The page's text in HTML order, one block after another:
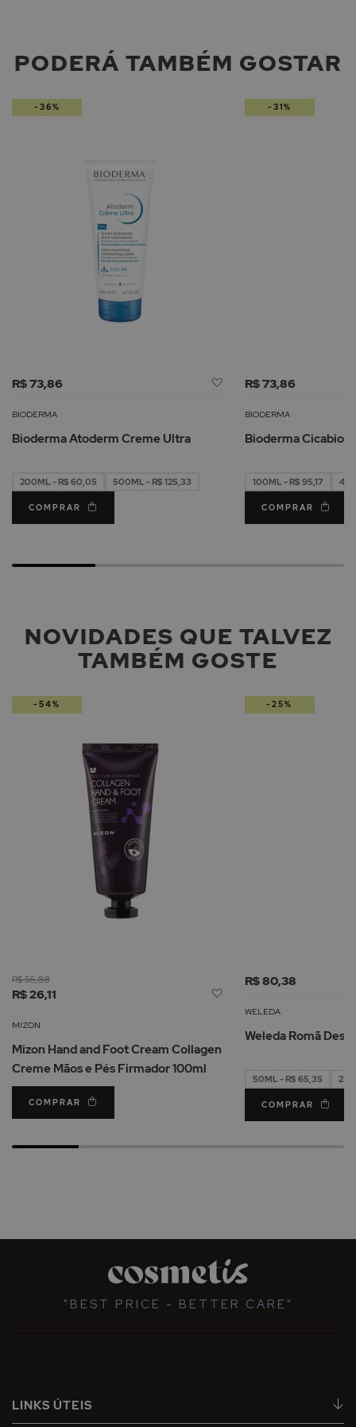
PODERÁ TAMBÉM GOSTAR
R$ 73,86
Adicionar
Lista
Desejos
BIODERMA
Bioderma Atoderm Creme Ultra
200ML - R$ 60,05 500ML - R$ 125,33
COMPRAR
-36%
R$ 73,86
BIODERMA
Bioderma Cicabio
100ML - R$ 95,17
COMPRAR
-31%
NOVIDADES QUE TALVEZ
TAMBÉM GOSTE
R$ 26,11
R$ 56,88
MIZON
Mizon Hand and Foot Cream Collagen
Creme Mãos e Pés Firmador 100ml
COMPRAR
-54%
R$ 80,38
WELEDA
Weleda Romã
50ML - R$ 65,35
COMPRAR
-25%
"BEST PRICE - BETTER CARE"
LINKS ÚTEIS